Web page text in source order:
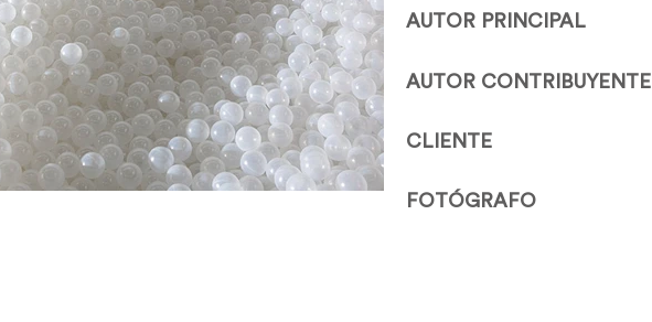
AUTOR PRINCIPAL
AUTOR CONTRIBUYENTE
CLIENTE
FOTÓGRAFO